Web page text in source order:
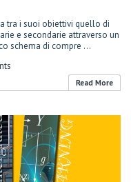
tra i suoi obiettivi quello di
e secondarie attraverso un
schema di compre ...
Read More